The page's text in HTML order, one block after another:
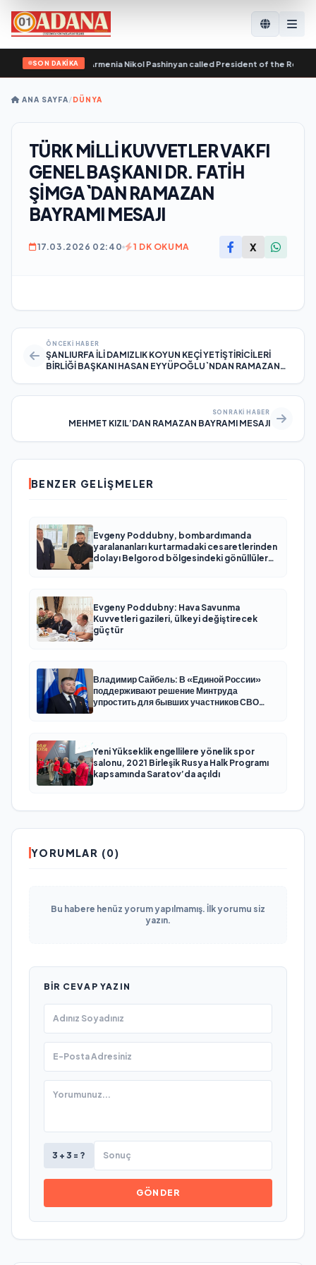
SON DAKİKA
the Republic of Armenia Nikol Pashinyan called President of the Republic
ANA SAYFA/DÜNYA
TÜRK MİLLİ KUVVETLER VAKFI
GENEL BAŞKANI DR. FATİH
ŞİMGA`DAN RAMAZAN
BAYRAMI MESAJI
17.03.2026 02:40 1 DK OKUMA X
ÖNCEKI HABER
ŞANLIURFA İLİ DAMIZLIK KOYUN KEÇİ YETİŞTİRİCİLERİ
BİRLİĞİ BAŞKANI HASAN EYYÜPOĞLU`NDAN RAMAZAN
SONRAKI HABER
MEHMET KIZIL’DAN RAMAZAN BAYRAMI MESAJI
BENZER GELIŞMELER
Evgeny Poddubny, bombardımanda
yaralananları kurtarmadaki cesaretlerinden
dolayı Belgorod bölgesindeki gönüllülere
Evgeny Poddubny: Hava Savunma
Kuvvetleri gazileri, ülkeyi değiştirecek
güçtür
Владимир Сайбель: В «Единой России»
поддерживают решение Минтруда
упростить для бывших участников СВО
Yeni Yükseklik engellilere yönelik spor
salonu, 2021 Birleşik Rusya Halk Programı
kapsamında Saratov’da açıldı
YORUMLAR (0)
Bu habere henüz yorum yapılmamış. İlk yorumu siz
yazın.
BIR CEVAP YAZIN
3 + 3 = ?
GÖNDER